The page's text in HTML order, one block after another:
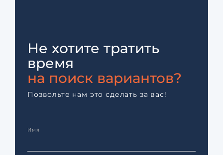
Не хотите тратить
время
на поиск вариантов?
Позвольте нам это сделать за вас!